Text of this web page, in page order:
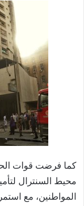
كما فرضت قوات
محيط السنترال
المواطنين، مع